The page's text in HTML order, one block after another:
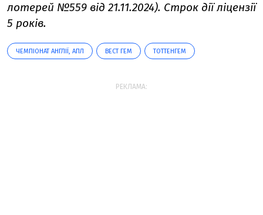
лотерей №559 від 21.11.2024). Строк дії ліцензії
5 років.
ЧЕМПІОНАТ АНГЛІЇ, АПЛ ВЕСТ ГЕМ ТОТТЕНГЕМ
РЕКЛАМА: